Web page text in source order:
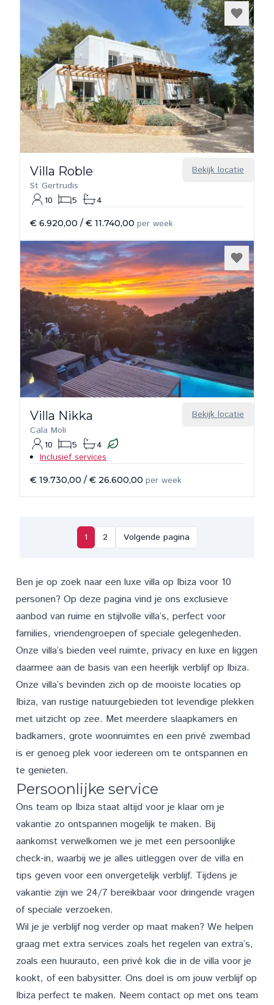
Bekijk locatie
Villa Roble
St Gertrudis
10
5 4
€ 6.920,00 / € 11.740,00 per week
Bekijk locatie
Villa Nikka
Cala Moli
10
5
4
Inclusief services
€ 19.730,00 / € 26.600,00 per week
1 2 Volgende pagina
Ben je op zoek naar een luxe villa op Ibiza voor 10
personen? Op deze pagina vind je ons exclusieve
aanbod van ruime en stijlvolle villa’s, perfect voor
families, vriendengroepen of speciale gelegenheden.
Onze villa’s bieden veel ruimte, privacy en luxe en liggen
daarmee aan de basis van een heerlijk verblijf op Ibiza.
Onze villa’s bevinden zich op de mooiste locaties op
Ibiza, van rustige natuurgebieden tot levendige plekken
met uitzicht op zee. Met meerdere slaapkamers en
badkamers, grote woonruimtes en een privé zwembad
is er genoeg plek voor iedereen om te ontspannen en
te genieten.
Persoonlijke service
Ons team op Ibiza staat altijd voor je klaar om je
vakantie zo ontspannen mogelijk te maken. Bij
aankomst verwelkomen we je met een persoonlijke
check-in, waarbij we je alles uitleggen over de villa en
tips geven voor een onvergetelijk verblijf. Tijdens je
vakantie zijn we 24/7 bereikbaar voor dringende vragen
of speciale verzoeken.
Wil je je verblijf nog verder op maat maken? We helpen
graag met extra services zoals het regelen van extra’s,
zoals een huurauto, een privé kok die in de villa voor je
kookt, of een babysitter. Ons doel is om jouw verblijf op
Ibiza perfect te maken. Neem contact op met ons team